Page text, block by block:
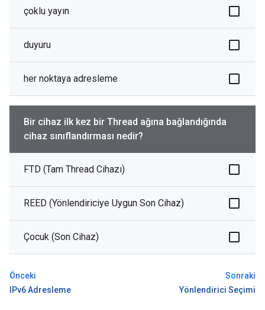
çoklu yayın
duyuru
her noktaya adresleme
Bir cihaz ilk kez bir Thread ağına bağlandığında
cihaz sınıflandırması nedir?
FTD (Tam Thread Cihazı)
REED (Yönlendiriciye Uygun Son Cihaz)
Çocuk (Son Cihaz)
Önceki
IPv6 Adresleme
Sonraki
Yönlendirici Seçimi